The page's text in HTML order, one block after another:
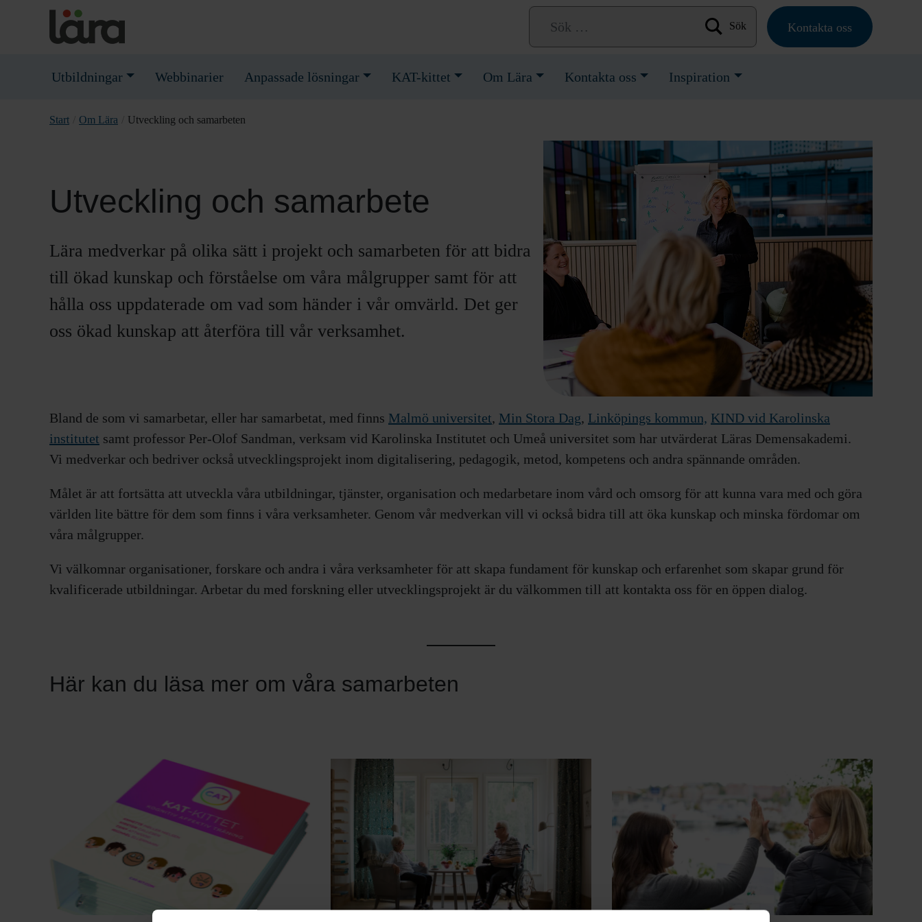
Kontakta oss
Utbildningar Webbinarier Anpassade lösningar KAT-kittet Om Lära Kontakta oss Inspiration
Start Om Lära Utveckling och samarbeten
Utveckling och samarbete
Lära medverkar på olika sätt i projekt och samarbeten för att bidra
till ökad kunskap och förståelse om våra målgrupper samt för att
hålla oss uppdaterade om vad som händer i vår omvärld. Det ger
oss ökad kunskap att återföra till vår verksamhet.
Bland de som vi samarbetar, eller har samarbetat, med finns Malmö universitet, Min Stora Dag, Linköpings kommun, KIND vid Karolinska
institutet samt professor Per-Olof Sandman, verksam vid Karolinska Institutet och Umeå universitet som har utvärderat Läras Demensakademi.
Vi medverkar och bedriver också utvecklingsprojekt inom digitalisering, pedagogik, metod, kompetens och andra spännande områden.
Målet är att fortsätta att utveckla våra utbildningar, tjänster, organisation och medarbetare inom vård och omsorg för att kunna vara med och göra
världen lite bättre för dem som finns i våra verksamheter. Genom vår medverkan vill vi också bidra till att öka kunskap och minska fördomar om
våra målgrupper.
Vi välkomnar organisationer, forskare och andra i våra verksamheter för att skapa fundament för kunskap och erfarenhet som skapar grund för
kvalificerade utbildningar. Arbetar du med forskning eller utvecklingsprojekt är du välkommen till att kontakta oss för en öppen dialog.
Här kan du läsa mer om våra samarbeten